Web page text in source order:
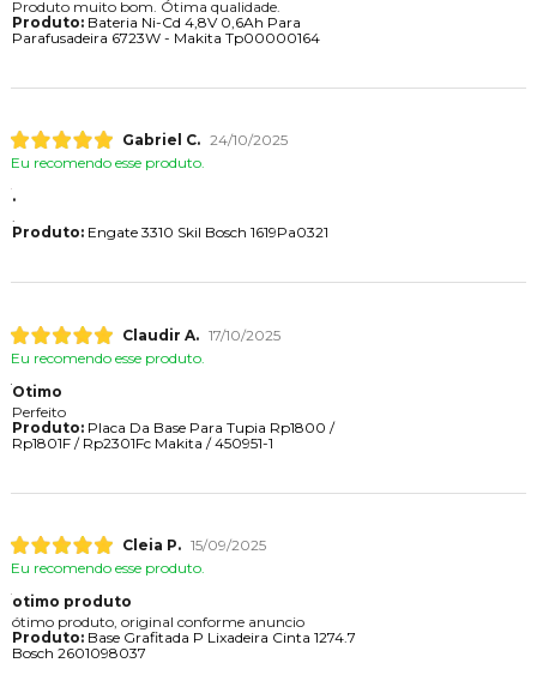
Produto muito bom. Ótima qualidade.
Produto:Bateria Ni-Cd 4,8V 0,6Ah Para
Parafusadeira 6723W - Makita Tp00000164
Gabriel C. 24/10/2025
Eu recomendo esse produto.
.
.
Produto:Engate 3310 Skil Bosch 1619Pa0321
Claudir A. 17/10/2025
Eu recomendo esse produto.
Otimo
Perfeito
Produto:Placa Da Base Para Tupia Rp1800 /
Rp1801F / Rp2301Fc Makita / 450951-1
Cleia P. 15/09/2025
Eu recomendo esse produto.
otimo produto
ótimo produto, original conforme anuncio
Produto:Base Grafitada P Lixadeira Cinta 1274.7
Bosch 2601098037